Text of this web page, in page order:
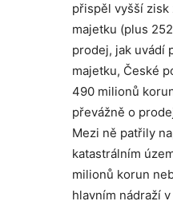
přispěl vyšší
majetku (plus
prodej, jak uvádí
majetku, České
490 milionů
převážně o
Mezi ně patřily
katastrálním
milionů korun
hlavním nádraží